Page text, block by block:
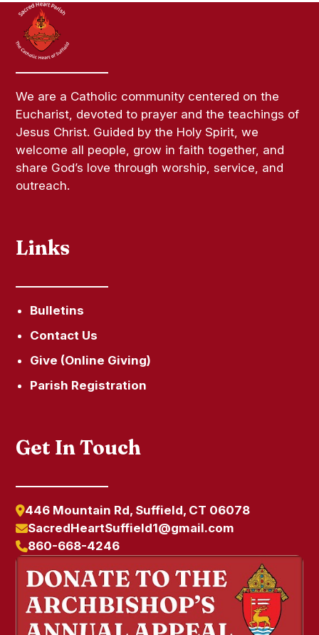
We are a Catholic community centered on the
Eucharist, devoted to prayer and the teachings of
Jesus Christ. Guided by the Holy Spirit, we
welcome all people, grow in faith together, and
share God’s love through worship, service, and
outreach.
Links
Bulletins
Contact Us
Give (Online Giving)
Parish Registration
Get In Touch
446 Mountain Rd, Suffield, CT 06078
SacredHeartSuffield1@gmail.com
860-668-4246